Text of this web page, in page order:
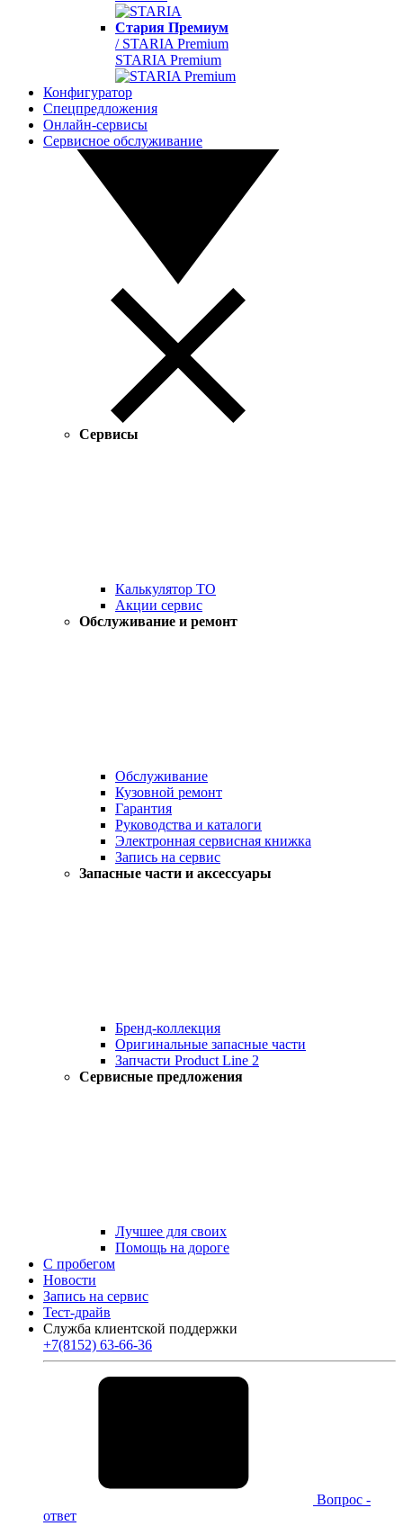
Стария Премиум
/ STARIA Premium
STARIA Premium
Конфигуратор
Спецпредложения
Онлайн-сервисы
Сервисное обслуживание
Сервисы
Калькулятор ТО
Акции сервис
Обслуживание и ремонт
Обслуживание
Кузовной ремонт
Гарантия
Руководства и каталоги
Электронная сервисная книжка
Запись на сервис
Запасные части и аксессуары
Бренд-коллекция
Оригинальные запасные части
Запчасти Product Line 2
Сервисные предложения
Лучшее для своих
Помощь на дороге
С пробегом
Новости
Запись на сервис
Тест-драйв
Служба клиентской поддержки
+7(8152) 63-66-36
Вопрос -
ответ